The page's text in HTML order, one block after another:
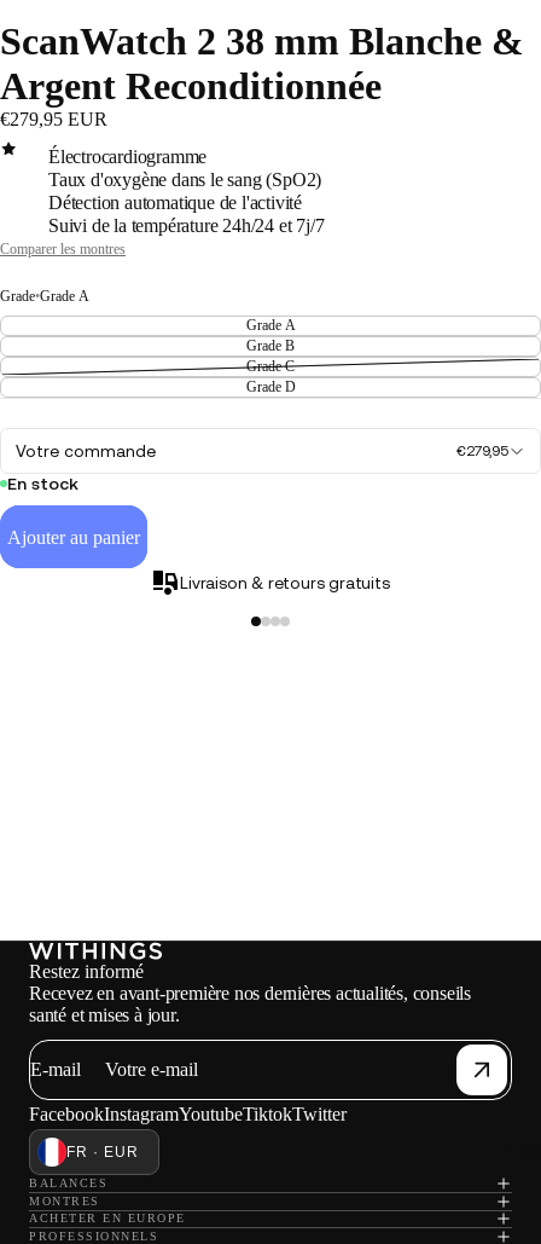
ScanWatch 2 38 mm Blanche &
Argent Reconditionnée
€279,95 EUR
Électrocardiogramme
Taux d'oxygène dans le sang (SpO2)
Détection automatique de l'activité
Suivi de la température 24h/24 et 7j/7
Comparer les montres
Grade•Grade A
Grade A
Grade B
Grade C
Grade D
Votre commande €279,95
En stock
Ajouter au panier
Livraison & retours gratuits
Restez informé
Recevez en avant-première nos dernières actualités, conseils
santé et mises à jour.
E-mail
FacebookInstagramYoutubeTiktokTwitter
FR · EUR
BALANCES
MONTRES
ACHETER EN EUROPE
PROFESSIONNELS